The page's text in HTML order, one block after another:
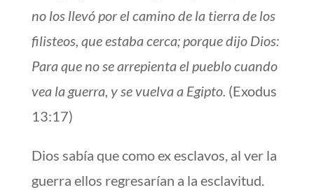
no los llevó por el camino de la tierra de los
filisteos, que estaba cerca; porque dijo Dios:
Para que no se arrepienta el pueblo cuando
vea la guerra, y se vuelva a Egipto. (Exodus
13:17)
Dios sabía que como ex esclavos, al ver la
guerra ellos regresarían a la esclavitud.